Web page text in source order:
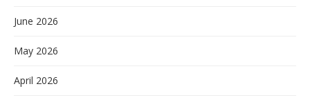
June 2026
May 2026
April 2026